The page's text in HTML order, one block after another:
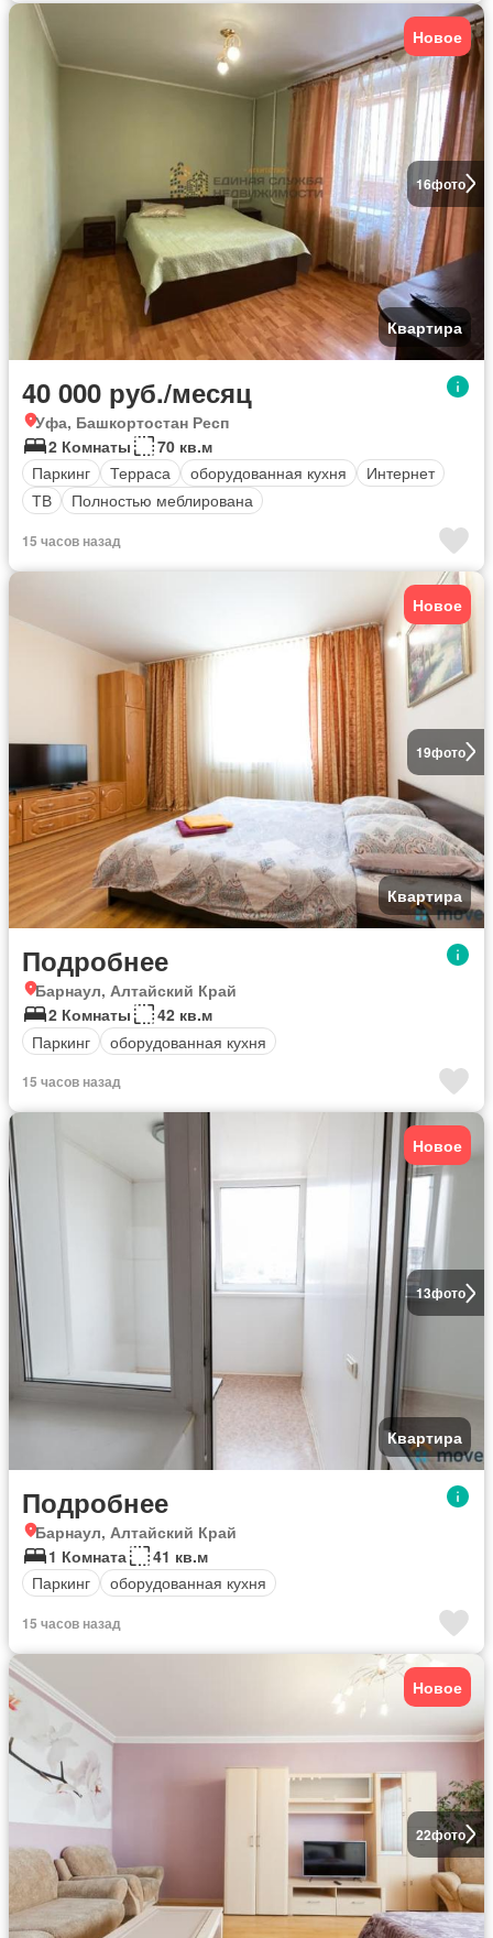
16фото
Новое
Квартира
40 000 руб./месяц
Уфа, Башкортостан Респ
2 Комнаты
70 кв.м
Паркинг
Терраса оборудованная кухня
Интернет
ТВ
Полностью меблирована
15 часов назад
19фото
Новое
Квартира
Подробнее
Барнаул, Алтайский Край
2 Комнаты
42 кв.м
Паркинг
оборудованная кухня
15 часов назад
13фото
Новое
Квартира
Подробнее
Барнаул, Алтайский Край
1 Комната
41 кв.м
Паркинг
оборудованная кухня
15 часов назад
22фото
Новое